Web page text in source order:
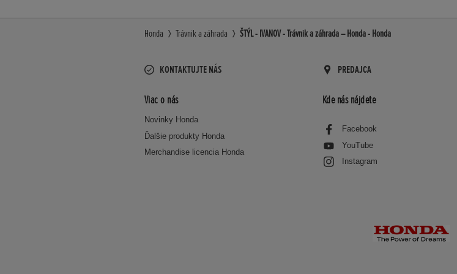
Honda Trávnik a záhrada ŠTÝL - IVANOV - Trávnik a záhrada – Honda - Honda
KONTAKTUJTE NÁS PREDAJCA
Viac o nás
Novinky Honda
Ďalšie produkty Honda
Merchandise licencia Honda
Kde nás nájdete
Facebook
YouTube
Instagram